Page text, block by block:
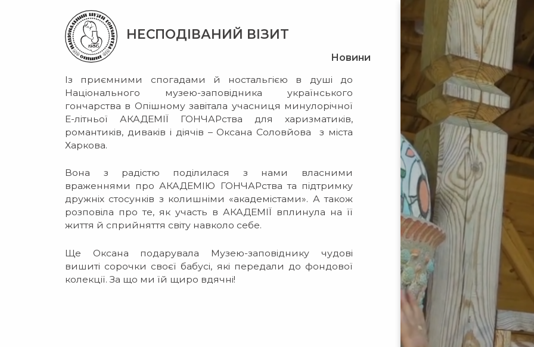
НЕСПОДІВАНИЙ ВІЗИТ
Новини
Із приємними спогадами й ностальгією в душі до
Національного музею-заповідника українського
гончарства в Опішному завітала учасниця минулорічної
Е-літньої АКАДЕМІЇ ГОНЧАРства для харизматиків,
романтиків, диваків і діячів – Оксана Соловйова з міста
Харкова.
Вона з радістю поділилася з нами власними
враженнями про АКАДЕМІЮ ГОНЧАРства та підтримку
дружніх стосунків з колишніми «академістами». А також
розповіла про те, як участь в АКАДЕМІЇ вплинула на її
життя й сприйняття світу навколо себе.
Ще Оксана подарувала Музею-заповіднику чудові
вишиті сорочки своєї бабусі, які передали до фондової
колекції. За що ми їй щиро вдячні!